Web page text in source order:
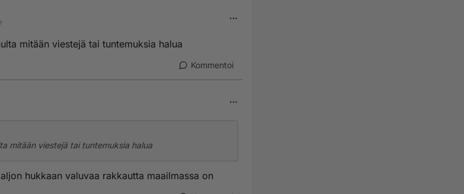
mitään viestejä tai tuntemuksia halua
Kommentoi
mitään viestejä tai tuntemuksia halua
hukkaan valuvaa rakkautta maailmassa on